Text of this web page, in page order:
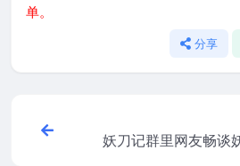
单。
分享
妖刀记群里网友畅谈